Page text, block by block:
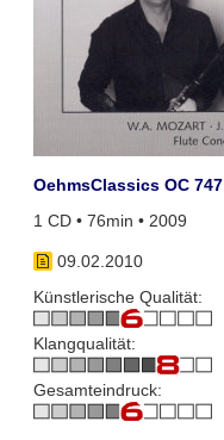
OehmsClassics OC 747
1 CD • 76min • 2009
09.02.2010
Künstlerische Qualität:
Klangqualität:
Gesamteindruck: